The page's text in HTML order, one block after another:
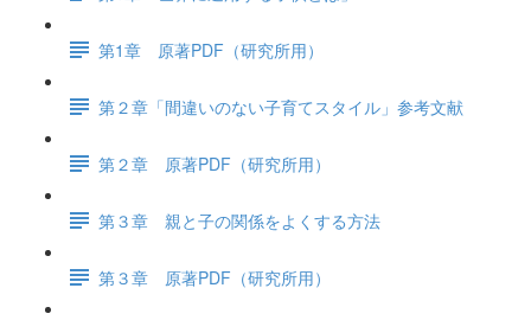
第1章 原著PDF（研究所用）
第２章「間違いのない子育てスタイル」参考文献
第２章 原著PDF（研究所用）
第３章 親と子の関係をよくする方法
第３章 原著PDF（研究所用）